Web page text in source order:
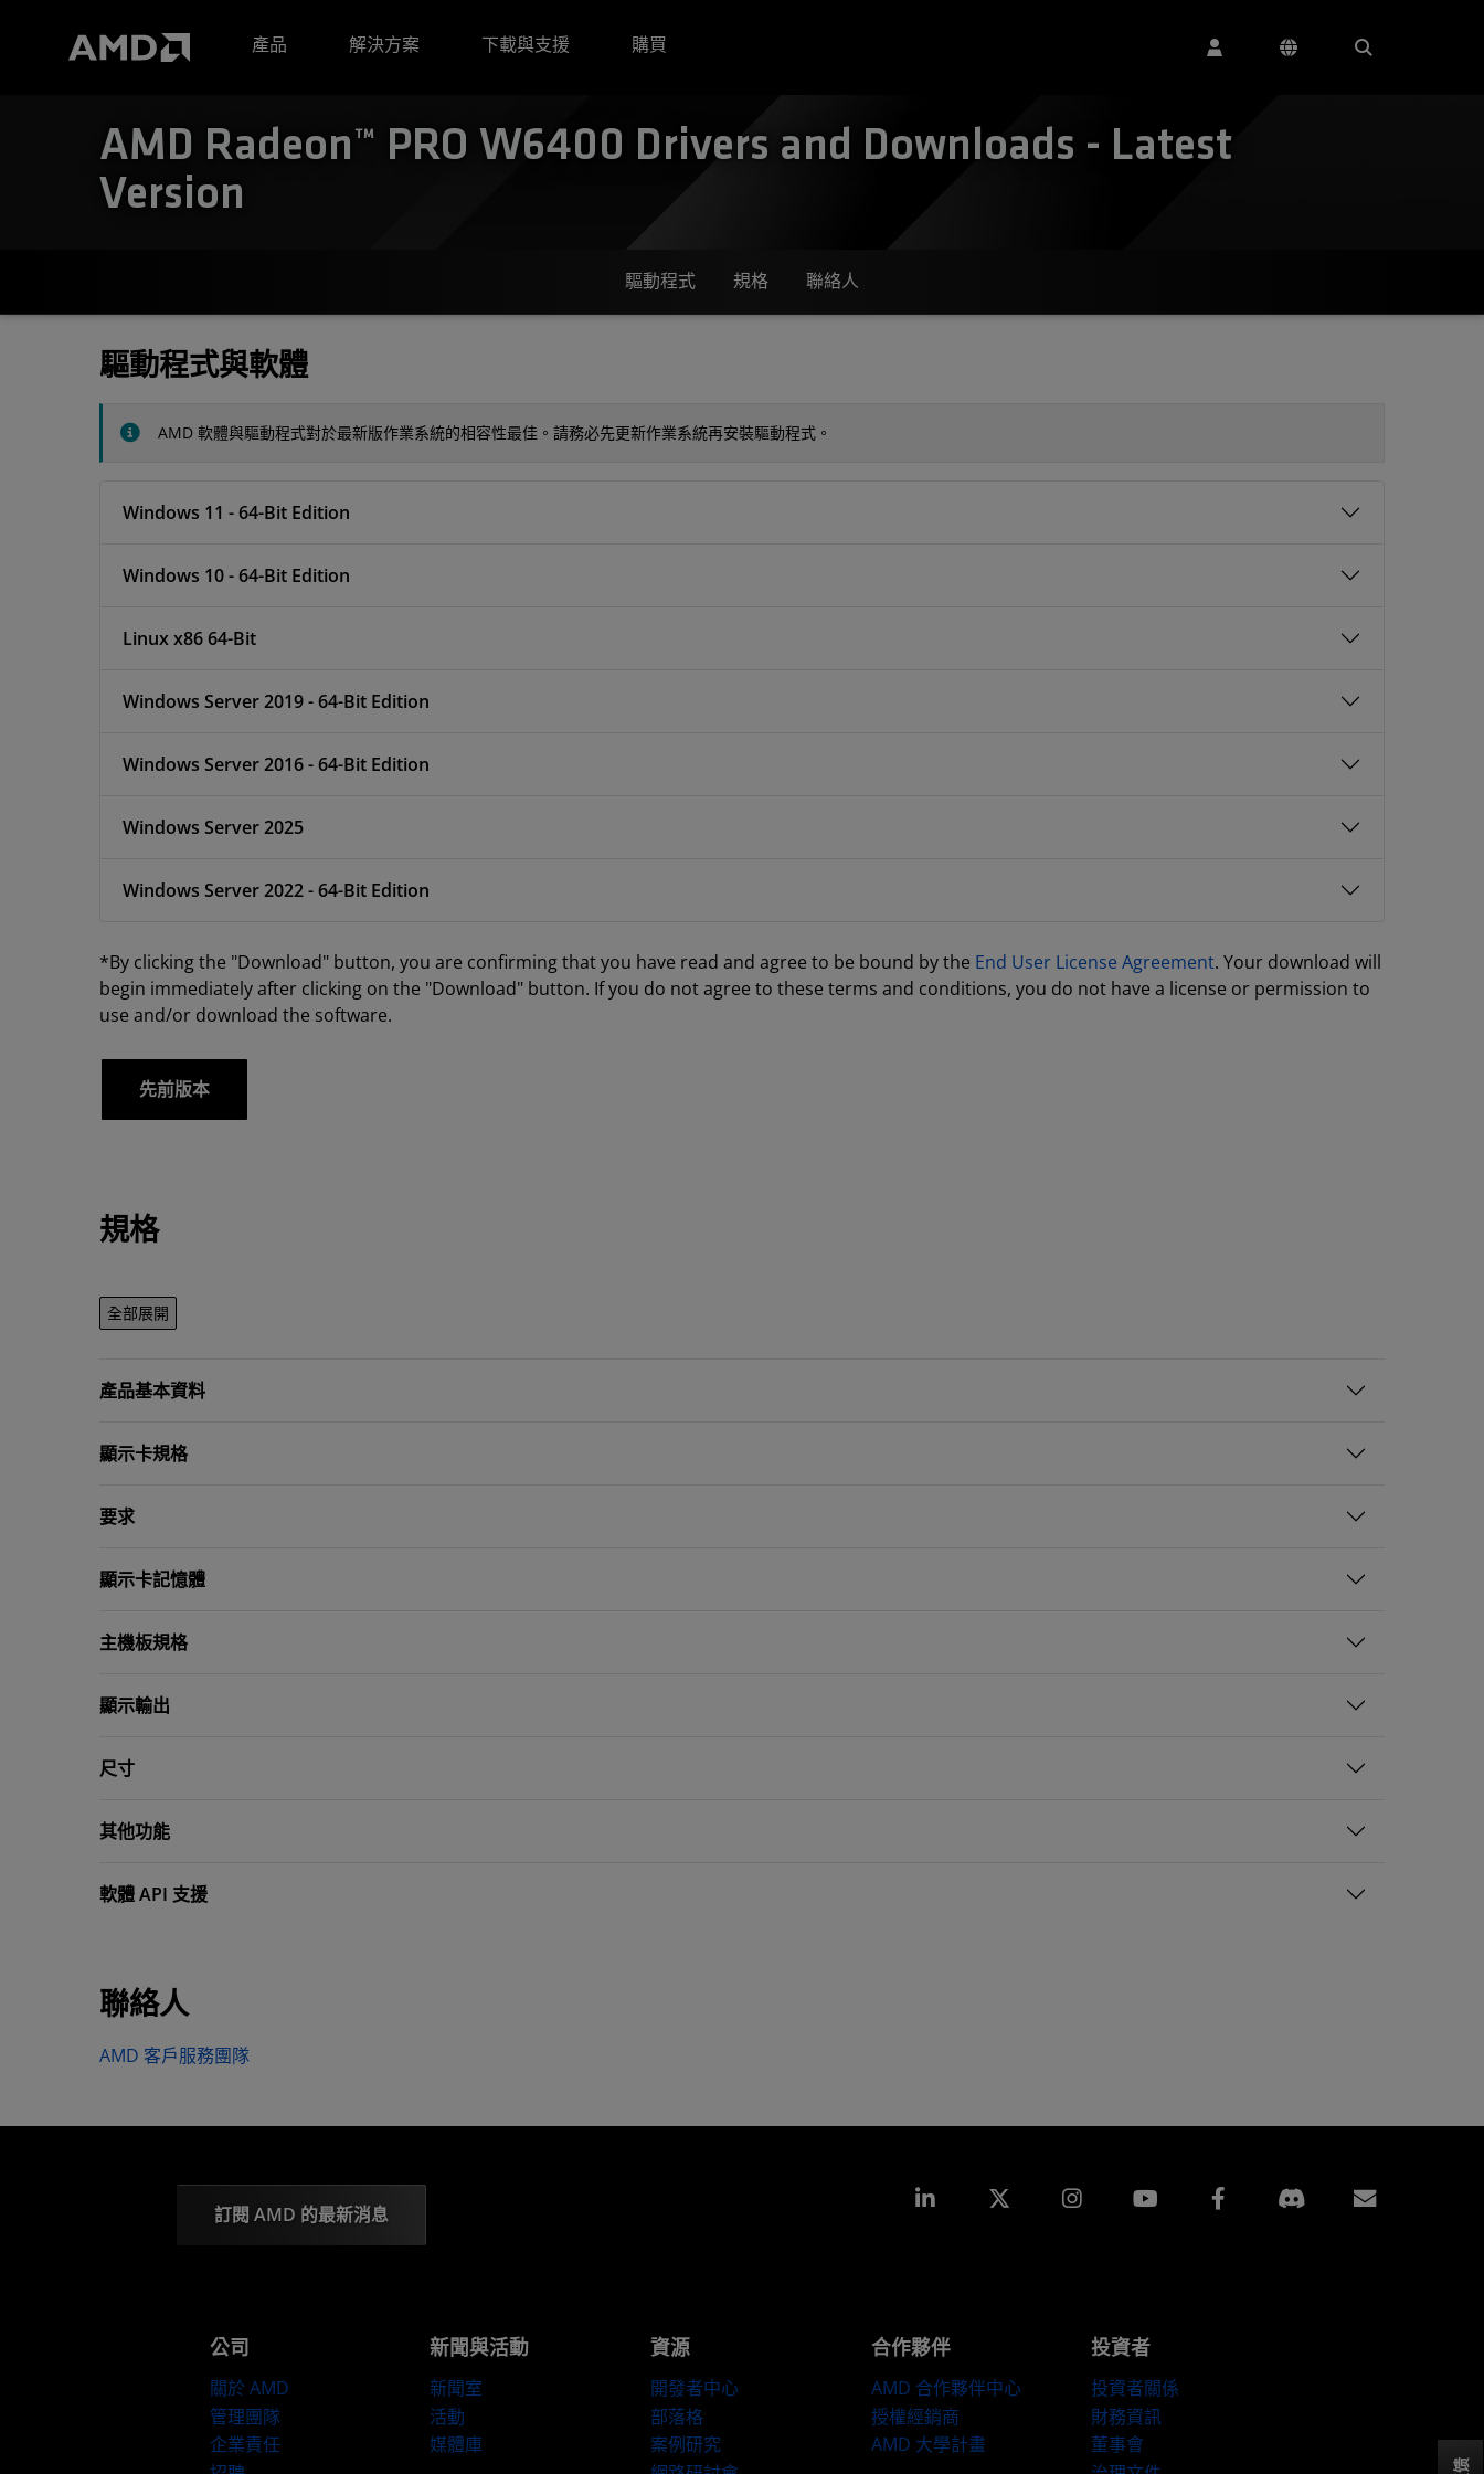
產品
解決方案 下載與支援 購買
AMD Radeon™ PRO W6400 Drivers and Downloads - Latest
Version
驅動程式 規格 聯絡人
驅動程式與軟體
AMD 軟體與驅動程式對於最新版作業系統的相容性最佳。請務必先更新作業系統再安裝驅動程式。
Windows 11 - 64-Bit Edition
Windows 10 - 64-Bit Edition
Linux x86 64-Bit
Windows Server 2019 - 64-Bit Edition
Windows Server 2016 - 64-Bit Edition
Windows Server 2025
Windows Server 2022 - 64-Bit Edition
*By clicking the "Download" button, you are confirming that you have read and agree to be bound by the End User License Agreement. Your download will
begin immediately after clicking on the "Download" button. If you do not agree to these terms and conditions, you do not have a license or permission to
use and/or download the software.
先前版本
規格
全部展開
產品基本資料
顯示卡規格
要求
顯示卡記憶體
主機板規格
顯示輸出
尺寸
其他功能
軟體 API 支援
聯絡人
AMD 客戶服務團隊
訂閱 AMD 的最新消息
Linkedin Instagram Facebook
公司
關於 AMD
管理團隊
企業責任
新聞與活動
新聞室
活動
媒體庫
資源
開發者中心
部落格
案例研究
合作夥伴
AMD 合作夥伴中心
授權經銷商
AMD 大學計畫
投資者
投資者關係
財務資訊
董事會